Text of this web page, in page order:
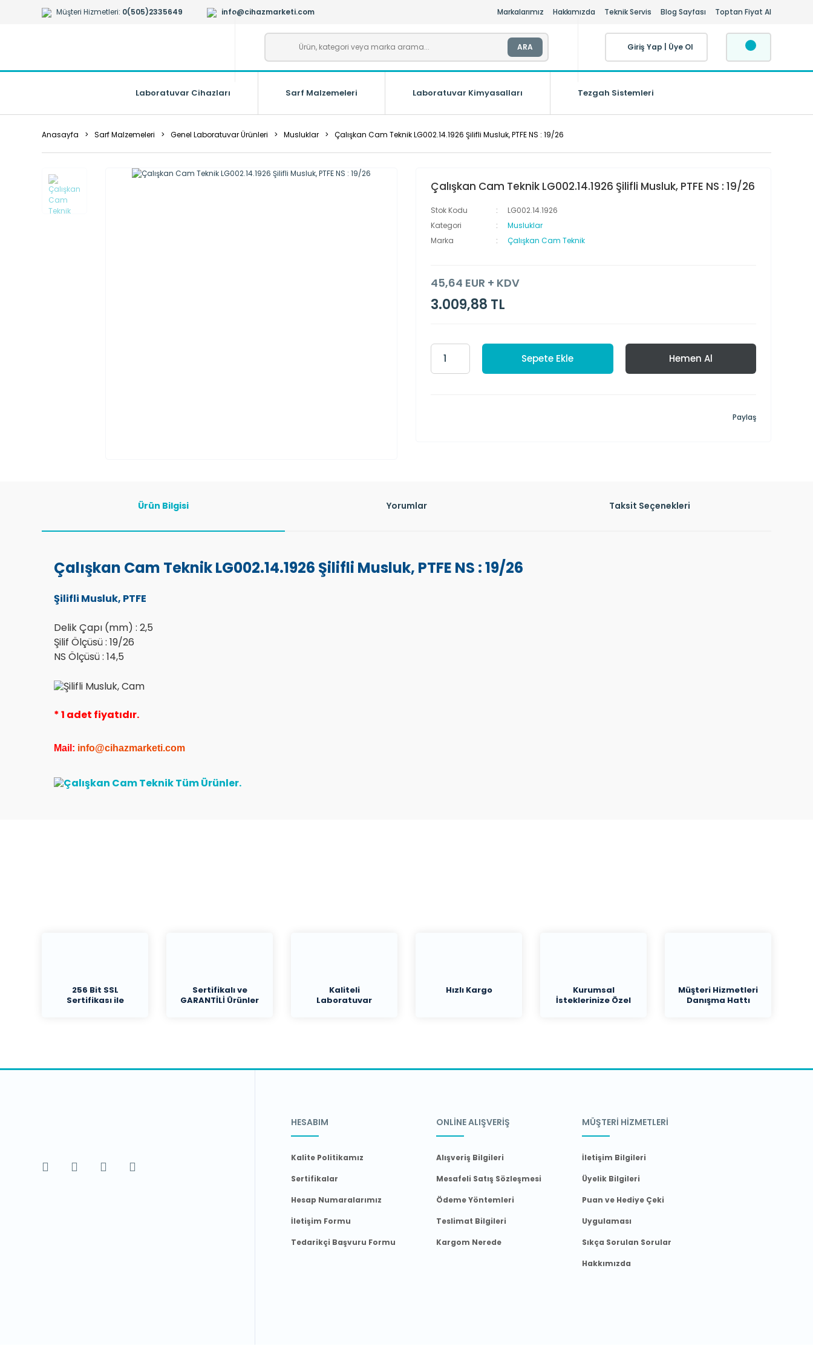
Müşteri Hizmetleri: 0(505)2335649 info@cihazmarketi.com Markalarımız Hakkımızda Teknik Servis Blog Sayfası Toptan Fiyat Al
ARA Giriş Yap Üye Ol
Laboratuvar Cihazları Sarf Malzemeleri Laboratuvar Kimyasalları Tezgah Sistemleri
Anasayfa Sarf Malzemeleri Genel Laboratuvar Ürünleri Musluklar Çalışkan Cam Teknik LG002.14.1926 Şilifli Musluk, PTFE NS : 19/26
Çalışkan Cam Teknik LG002.14.1926 Şilifli Musluk, PTFE NS : 19/26
Stok Kodu
LG002.14.1926
Kategori
Musluklar
Marka
Çalışkan Cam Teknik
45,64 EUR + KDV
3.009,88 TL
Sepete Ekle Hemen Al
Paylaş
Ürün Bilgisi Yorumlar Taksit Seçenekleri
Çalışkan Cam Teknik LG002.14.1926 Şilifli Musluk, PTFE NS : 19/26
Şilifli Musluk, PTFE
Delik Çapı (mm) : 2,5
Şilif Ölçüsü : 19/26
NS Ölçüsü : 14,5
* 1 adet fiyatıdır.
Mail: info@cihazmarketi.com
256 Bit SSL
Sertifikası ile
Sertifikalı ve
GARANTİLİ Ürünler
Kaliteli
Laboratuvar
Hızlı Kargo
Kurumsal
İsteklerinize Özel
Müşteri Hizmetleri
Danışma Hattı
HESABIM
Kalite Politikamız
Sertifikalar
Hesap Numaralarımız
İletişim Formu
Tedarikçi Başvuru Formu
ONLİNE ALIŞVERİŞ
Alışveriş Bilgileri
Mesafeli Satış Sözleşmesi
Ödeme Yöntemleri
Teslimat Bilgileri
Kargom Nerede
MÜŞTERİ HİZMETLERİ
İletişim Bilgileri
Üyelik Bilgileri
Puan ve Hediye Çeki
Uygulaması
Sıkça Sorulan Sorular
Hakkımızda